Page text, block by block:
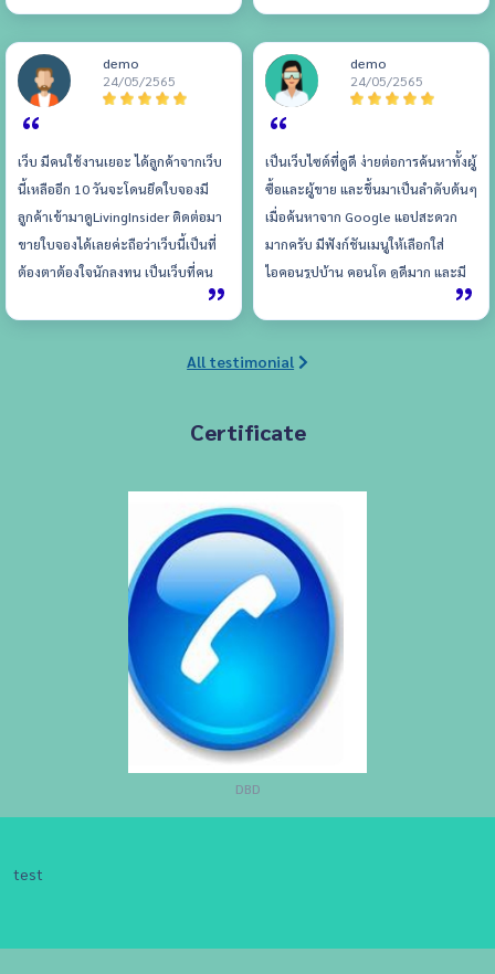
ใช้งานบนมือถือได้ทั้ง android และ
ios สะดวกไม่ต้องเปิดคอม จะแก้ไข
จะติดตามประกาศ หาประกาศ ทำได้
สะดวกเหมือนทำผ่านคอม
demo
24/05/2565
เว็บ มีคนใช้งานเยอะ ได้ลูกค้าจากเว็บ
นี้เหลืออีก 10 วันจะโดนยึดใบจองมี
ลูกค้าเข้ามาดูLivingInsider ติดต่อมา
ขายใบจองได้เลยค่ะถือว่าเว็บนี้เป็นที่
ต้องตาต้องใจนักลงทุน เป็นเว็บที่คน
ติดตามมากที่สุดเลยค่ะ ส่วนแอป ช่วย
demo
24/05/2565
เป็นเว็บไซต์ที่ดูดี ง่ายต่อการค้นหาทั้งผู้
ซื้อและผู้ขาย และขึ้นมาเป็นลำดับต้นๆ
เมื่อค้นหาจาก Google แอปสะดวก
มากครับ มีฟังก์ชันเมนูให้เลือกใส่
ไอคอนรูปบ้าน คอนโด ดูดีมาก และมี
ข่าวสารต่างๆ เกี่ยวกับอสังหาริมทรัพย์
All testimonial
Certificate
DBD
test